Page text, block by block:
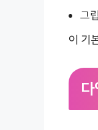
그
이 기